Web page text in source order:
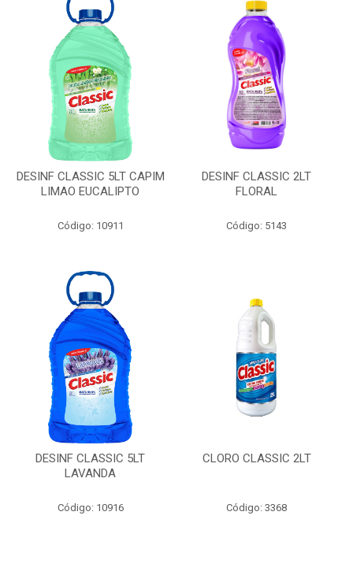
DESINF CLASSIC 5LT CAPIM
LIMAO EUCALIPTO
Código: 10911
DESINF CLASSIC 2LT
FLORAL
Código: 5143
DESINF CLASSIC 5LT
LAVANDA
Código: 10916
CLORO CLASSIC 2LT
Código: 3368